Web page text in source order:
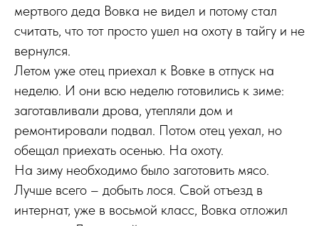
мертвого деда Вовка не видел и потому стал
считать, что тот просто ушел на охоту в тайгу и не
вернулся.
Летом уже отец приехал к Вовке в отпуск на
неделю. И они всю неделю готовились к зиме:
заготавливали дрова, утепляли дом и
ремонтировали подвал. Потом отец уехал, но
обещал приехать осенью. На охоту.
На зиму необходимо было заготовить мясо.
Лучше всего – добыть лося. Свой отъезд в
интернат, уже в восьмой класс, Вовка отложил